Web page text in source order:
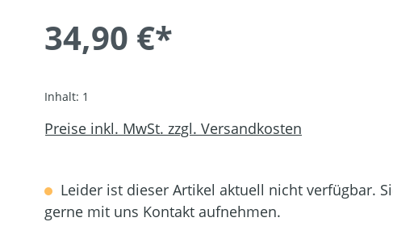
34,90 €*
Inhalt: 1
Preise inkl. MwSt. zzgl. Versandkosten
Leider ist dieser Artikel aktuell nicht verfügbar.
gerne mit uns Kontakt aufnehmen.